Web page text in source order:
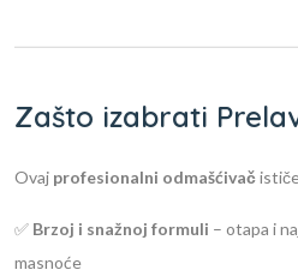
Zašto izabrati
Ovaj profesionalni odmašćivač
✅ Brzoj i snažnoj formuli – otapa i
masnoće